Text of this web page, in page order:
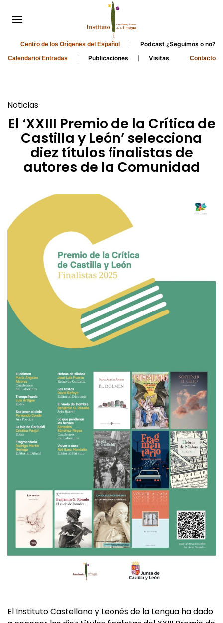
Centro de los Orígenes del Español Podcast ¿Seguimos o no?
Calendario/ Entradas Publicaciones
Visitas
Noticias
El ‘XXIII Premio de la Crítica de
Castilla y León’ selecciona
diez títulos finalistas de